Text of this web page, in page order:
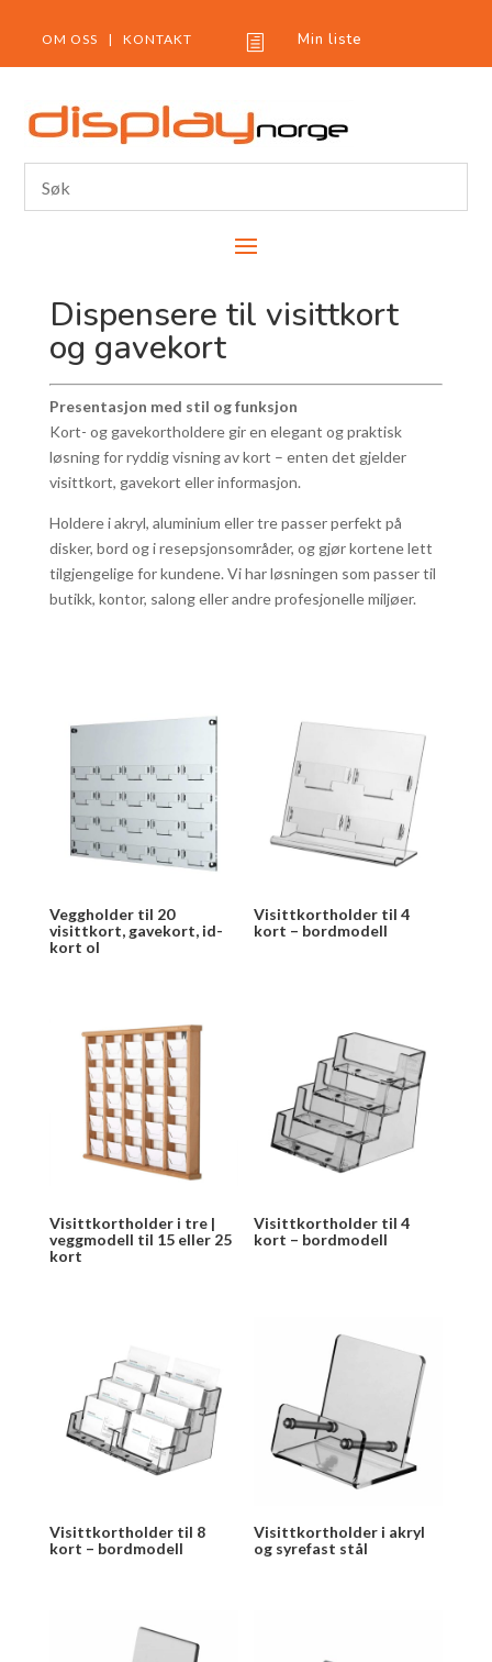
OM OSS | KONTAKT h Min liste
Dispensere til visittkort
og gavekort
Presentasjon med stil og funksjon
Kort- og gavekortholdere gir en elegant og praktisk
løsning for ryddig visning av kort – enten det gjelder
visittkort, gavekort eller informasjon.
Holdere i akryl, aluminium eller tre passer perfekt på
disker, bord og i resepsjonsområder, og gjør kortene lett
tilgjengelige for kundene. Vi har løsningen som passer til
butikk, kontor, salong eller andre profesjonelle miljøer.
Veggholder til 20
visittkort, gavekort, id-
kort ol
Visittkortholder til 4
kort – bordmodell
Visittkortholder i tre |
veggmodell til 15 eller 25
kort
Visittkortholder til 4
kort – bordmodell
Visittkortholder til 8
kort – bordmodell
Visittkortholder i akryl
og syrefast stål